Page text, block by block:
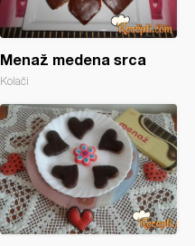
Menaž medena srca
Kolači